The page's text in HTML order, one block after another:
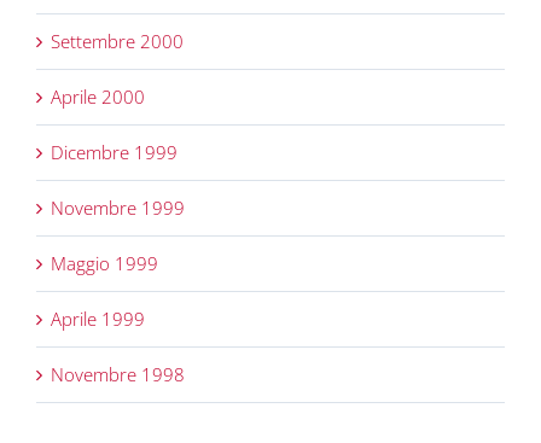
Settembre 2000
Aprile 2000
Dicembre 1999
Novembre 1999
Maggio 1999
Aprile 1999
Novembre 1998